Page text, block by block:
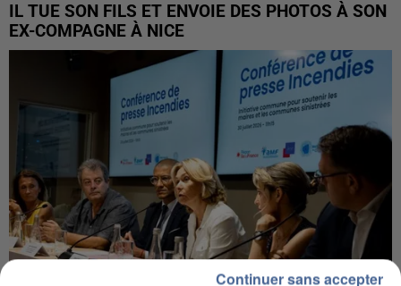
IL TUE SON FILS ET ENVOIE DES PHOTOS À SON
EX-COMPAGNE À NICE
Continuer sans accepter